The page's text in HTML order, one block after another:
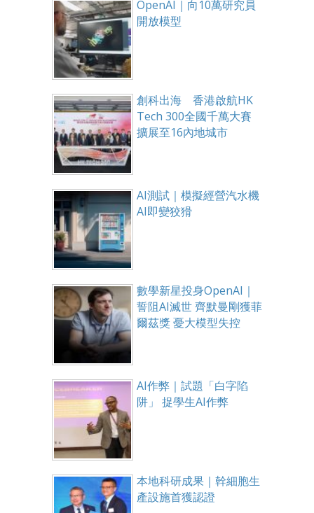
OpenAI｜向10萬研究員
開放模型
創科出海 香港啟航HK
Tech 300全國千萬大賽
擴展至16內地城市
AI測試｜模擬經營汽水機
AI即變狡猾
數學新星投身OpenAI｜
誓阻AI滅世 齊默曼剛獲菲
爾茲獎 憂大模型失控
AI作弊｜試題「白字陷
阱」 捉學生AI作弊
本地科研成果｜幹細胞生
產設施首獲認證